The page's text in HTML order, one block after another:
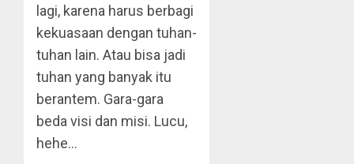
lagi, karena harus berbagi
kekuasaan dengan tuhan-
tuhan lain. Atau bisa jadi
tuhan yang banyak itu
berantem. Gara-gara
beda visi dan misi. Lucu,
hehe…